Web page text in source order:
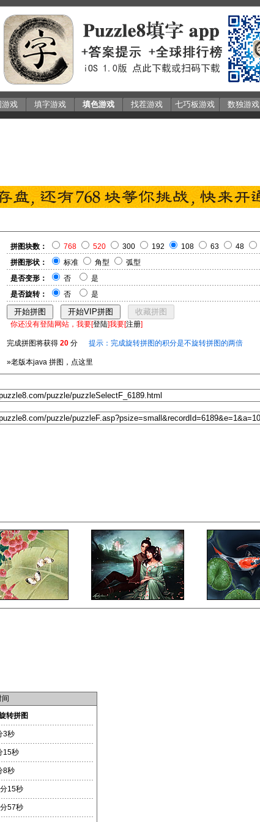
游戏 填字游戏 填色游戏 找茬游戏 七巧板游戏 数独游戏
拼图块数： 768 520 300 192 108 63 48
拼图形状：
标准 角型
弧型
是否变形：
否
是
是否旋转：
否 是
你还没有登陆网站，我要[登陆]我要[注册]
完成拼图将获得 20 分 提示：完成旋转拼图的积分是不旋转拼图的两倍
»老版本java 拼图，点这里
转拼图
3秒
15秒
8秒
15秒
57秒